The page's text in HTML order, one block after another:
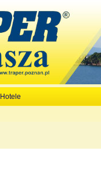
Hotele